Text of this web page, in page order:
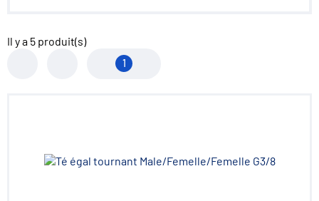
Il y a 5 produit(s)
1